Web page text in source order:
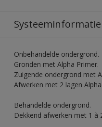
Systeeminformatie
Onbehandelde ondergrond.
Gronden met Alpha Primer.
Zuigende ondergrond met
Afwerken met 2 lagen
Behandelde ondergrond.
Dekkend afwerken met 1 à